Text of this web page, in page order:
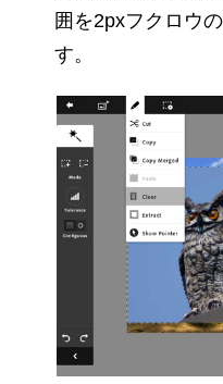
囲を2pxフクロウ
す。